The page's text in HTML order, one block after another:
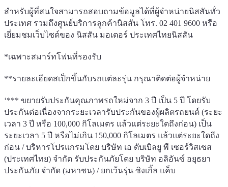
สำหรับผู้ที่สนใจสามารถสอบถามข้อมูลได้ที่ผู้จำหน่ายนิสสันทั่ว
ประเทศ รวมถึงศูนย์บริการลูกค้านิสสัน โทร. 02 401 9600 หรือ
เยี่ยมชมเว็บไซต์ของ นิสสัน มอเตอร์ ประเทศไทยนิสสัน
*เฉพาะสมาร์ทโฟนที่รองรับ
**รายละเอียดสเป็กขึ้นกับรถแต่ละรุ่น กรุณาติดต่อผู้จำหน่าย
‘*** ขยายรับประกันคุณภาพรถใหม่จาก 3 ปี เป็น 5 ปี โดยรับ
ประกันต่อเนื่องจากระยะเวลารับประกันของผู้ผลิตรถยนต์ (ระยะ
เวลา 3 ปี หรือ 100,000 กิโลเมตร แล้วแต่ระยะใดถึงก่อน) เป็น
ระยะเวลา 5 ปี หรือไม่เกิน 150,000 กิโลเมตร แล้วแต่ระยะใดถึง
ก่อน / บริหารโปรแกรมโดย บริษัท เอ ดับเบิลยู พี เซอร์วิสเซส
(ประเทศไทย) จำกัด รับประกันภัยโดย บริษัท อลิอันซ์ อยุธยา
ประกันภัย จำกัด (มหาชน) / ยกเว้นรุ่น ซิงเกิ้ล แค็บ